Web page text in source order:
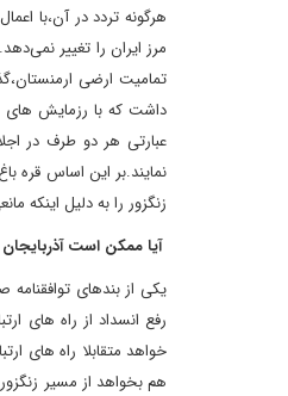
هرگونه تردد در آن،با
مرز ایران را تغییر
تمامیت ارضی
داشت که با رزمایش های
عبارتی هر دو طرف در
نمایند.بر این اساس قره
زنگزور را به دلیل اینکه
آیا ممکن است آذربایجان
رفع انسداد از راه های
خواهد متقابلا راه های
هم بخواهد از مسیر